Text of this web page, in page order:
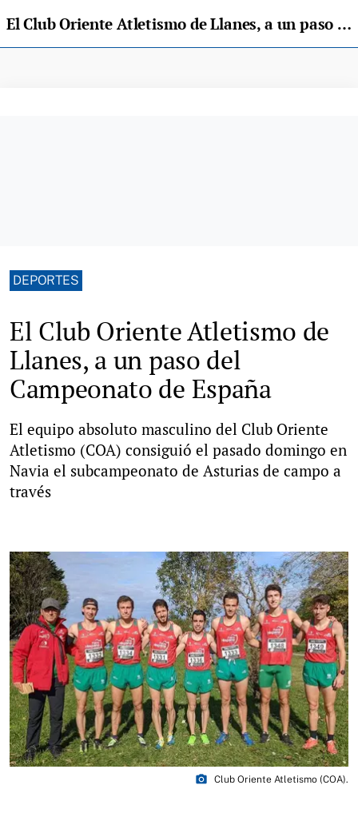
El Club Oriente Atletismo de Llanes, a un paso del Campeonato de España
DEPORTES
El Club Oriente Atletismo de
Llanes, a un paso del
Campeonato de España
El equipo absoluto masculino del Club Oriente
Atletismo (COA) consiguió el pasado domingo en
Navia el subcampeonato de Asturias de campo a
través
photo_camera Club Oriente Atletismo (COA).